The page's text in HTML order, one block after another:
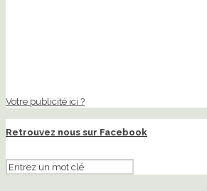
Votre publicité ici ?
Retrouvez nous sur Facebook